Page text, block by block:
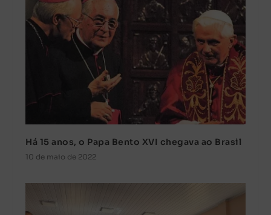
Há 15 anos, o Papa Bento XVI chegava ao Brasil
10 de maio de 2022